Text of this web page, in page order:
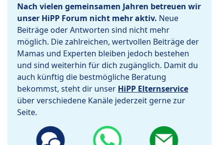
Nach vielen gemeinsamen Jahren betreuen wir
unser HiPP Forum nicht mehr aktiv. Neue
Beiträge oder Antworten sind nicht mehr
möglich. Die zahlreichen, wertvollen Beiträge der
Mamas und Experten bleiben jedoch bestehen
und sind weiterhin für dich zugänglich. Damit du
auch künftig die bestmögliche Beratung
bekommst, steht dir unser HiPP Elternservice
über verschiedene Kanäle jederzeit gerne zur
Seite.